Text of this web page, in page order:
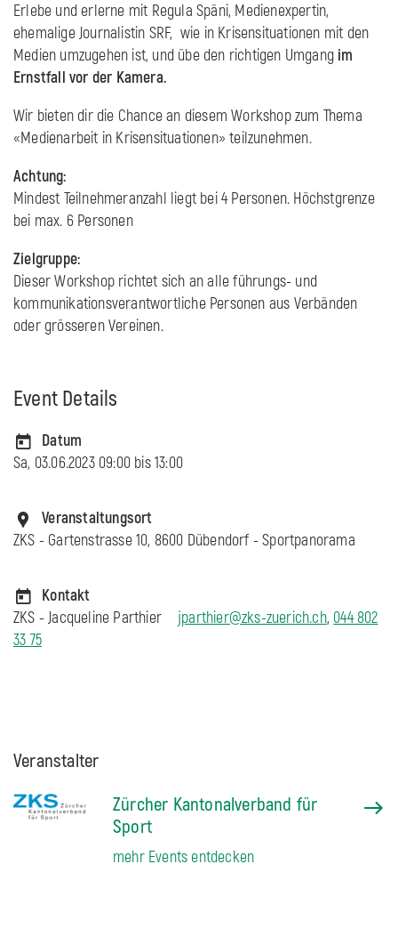
Erlebe und erlerne mit Regula Späni, Medienexpertin,
ehemalige Journalistin SRF, wie in Krisensituationen mit den
Medien umzugehen ist, und übe den richtigen Umgang im
Ernstfall vor der Kamera.
Wir bieten dir die Chance an diesem Workshop zum Thema
«Medienarbeit in Krisensituationen» teilzunehmen.
Achtung:
Mindest Teilnehmeranzahl liegt bei 4 Personen. Höchstgrenze
bei max. 6 Personen
Zielgruppe:
Dieser Workshop richtet sich an alle führungs- und
kommunikationsverantwortliche Personen aus Verbänden
oder grösseren Vereinen.
Event Details
Datum
Sa, 03.06.2023 09:00 bis13:00
Veranstaltungsort
ZKS - Gartenstrasse 10, 8600 Dübendorf - Sportpanorama
Kontakt
ZKS - Jacqueline Parthier
jparthier@zks-zuerich.ch, 044 802
33 75
Veranstalter
Zürcher Kantonalverband für
Sport
mehr Events entdecken